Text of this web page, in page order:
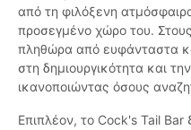
από τη φιλόξενη
προσεγμένο χώρο του.
πληθώρα από ευφάνταστα
στη δημιουργικότητα και
ικανοποιώντας όσους
Επιπλέον, το Cock's Tail Bar